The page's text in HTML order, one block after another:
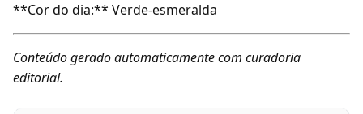
**Cor do dia:** Verde-esmeralda
Conteúdo gerado automaticamente com curadoria
editorial.